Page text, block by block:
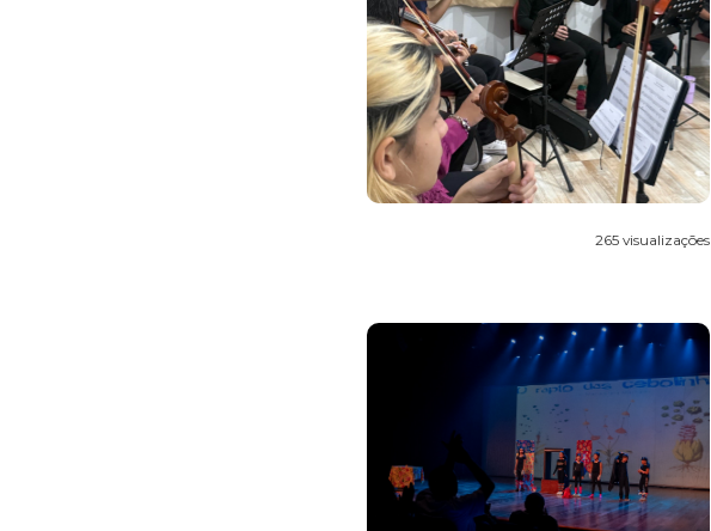
265 visualizações